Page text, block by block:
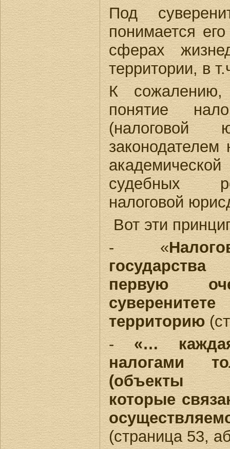
Под
понимается
сферах
территории, в
К сожалению,
понятие
(налоговой
судебных
налоговой
Вот эти
- «
первую
территорию
-«…
налогами
(объекты
которые
(страница 53,